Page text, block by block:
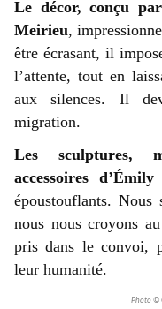
Le décor, conçu
Meirieu,
être écrasant, il
l’attente, tout en
aux silences. Il
migration.
Les sculptures,
accessoires
époustouflants.
nous nous croyons
pris dans le convoi,
leur humanité.
Photo ©